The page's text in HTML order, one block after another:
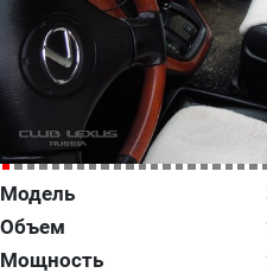
Модель
Объем
Мощность